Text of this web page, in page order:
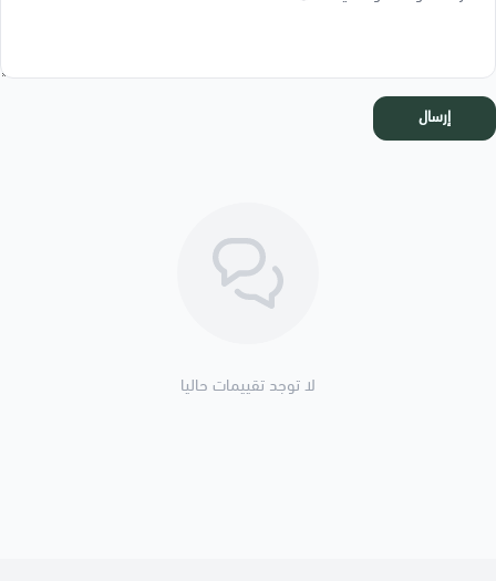
إرسال
لا توجد تقييمات حاليا